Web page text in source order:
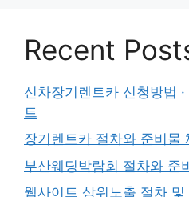
Recent
신차장기렌트카 신청방법
트
장기렌트카 절차와 준비물
부산웨딩박람회 절차와 준
웹사이트 상위노출 절차